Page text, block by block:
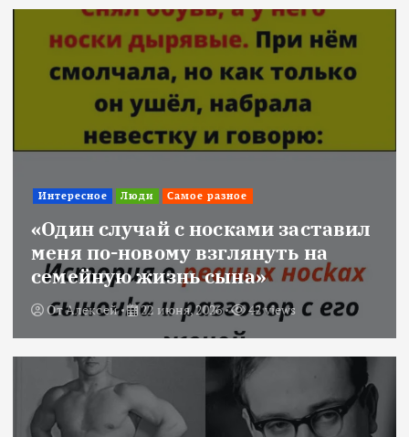
Интересное Люди Самое разное
«Один случай с носками заставил
меня по-новому взглянуть на
семейную жизнь сына»
ОтАлексей 22 июня, 2026 42 views